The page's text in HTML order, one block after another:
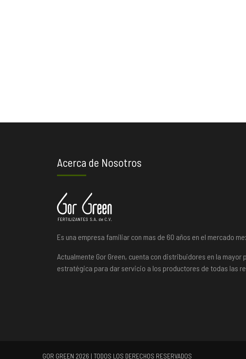
Acerca de Nosotros
Es una empresa familiar con mas de 60 años en el mercado
Actualmente Gor Green, cuenta con distribuidores en la
estratégica para dar servicio a los productores de todas las
GOR GREEN 2026 | TODOS LOS DERECHOS RESERVADOS